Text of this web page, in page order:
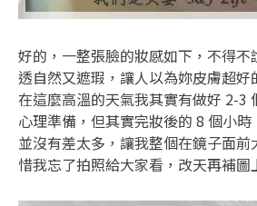
好的，一整張臉的妝感如下，不得
透自然又遮瑕，讓人以為妳皮膚超好
在這麼高溫的天氣我其實有做好 2-3
心理準備，但其實完妝後的 8 個小
並沒有差太多，讓我整個在鏡子面前
惜我忘了拍照給大家看，改天再補圖